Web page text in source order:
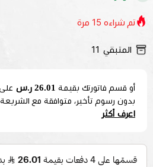
تم شراءه 15 مرة
المتبقي 11
أو قسم فاتورتك بقيمة 26.01 ر.س على
بدون رسوم تأخير، متوافقة مع الشريعة
اعرف أكثر